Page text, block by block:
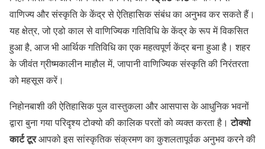
वाणिज्य और संस्कृति के केंद्र से ऐतिहासिक संबंध का अनुभव कर सकते हैं।
यह क्षेत्र, जो एडो काल से वाणिज्यिक गतिविधि के केंद्र के रूप में विकसित
हुआ है, आज भी आर्थिक गतिविधि का एक महत्वपूर्ण केंद्र बना हुआ है। शहर
के जीवंत ग्रीष्मकालीन माहौल में, जापानी वाणिज्यिक संस्कृति की निरंतरता
को महसूस करें।
निहोनबाशी की ऐतिहासिक पुल वास्तुकला और आसपास के आधुनिक भवनों
द्वारा बुना गया परिदृश्य टोक्यो की कालिक परतों को व्यक्त करता है।टोक्यो
कार्ट टूरआपको इस सांस्कृतिक संक्रमण का कुशलतापूर्वक अनुभव करने की